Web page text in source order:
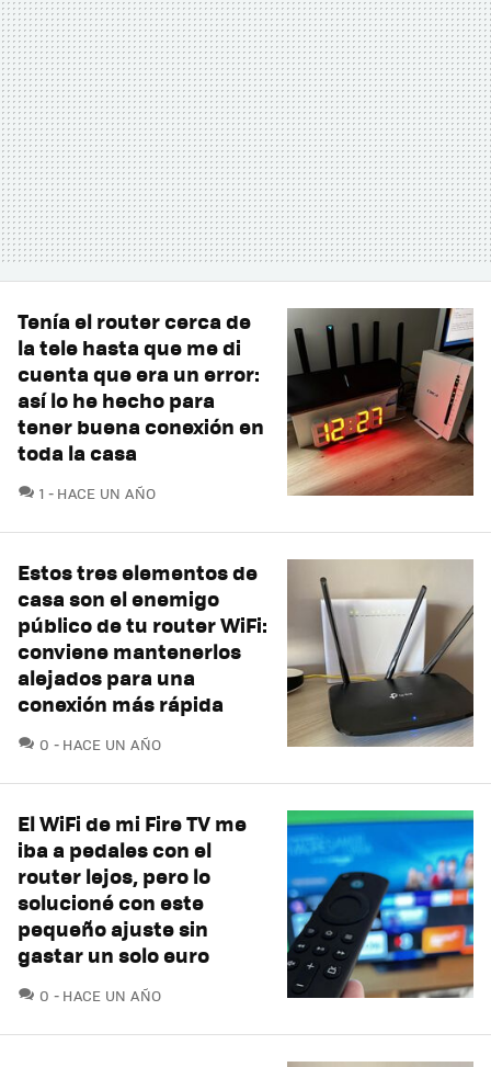
Tenía el router cerca de
la tele hasta que me di
cuenta que era un error:
así lo he hecho para
tener buena conexión en
toda la casa
1 COMENTARIOS
HACE UN AÑO
Estos tres elementos de
casa son el enemigo
público de tu router WiFi:
conviene mantenerlos
alejados para una
conexión más rápida
0 COMENTARIOS
HACE UN AÑO
El WiFi de mi Fire TV me
iba a pedales con el
router lejos, pero lo
solucioné con este
pequeño ajuste sin
gastar un solo euro
0 COMENTARIOS
HACE UN AÑO